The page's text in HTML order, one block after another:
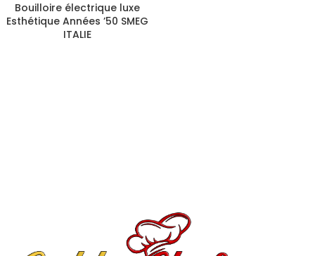
Bouilloire électrique luxe
Esthétique Années ’50 SMEG
ITALIE